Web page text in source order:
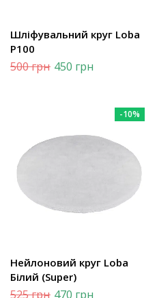
Шліфувальний круг Loba
Р100
500грн 450 грн
-10%
Нейлоновий круг Loba
Білий (Super)
525грн 470 грн